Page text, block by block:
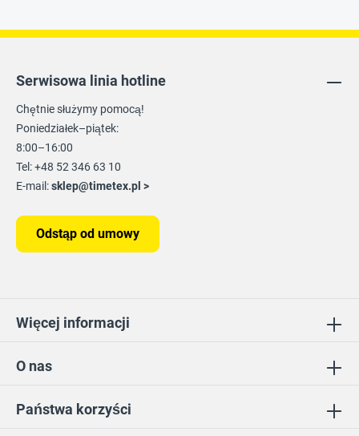
Państwa korzyści
O nas
Serwisowa linia hotline
Chętnie służymy pomocą!
Poniedziałek–piątek:
8:00–16:00
Tel: +48 52 346 63 10
E-mail:sklep@timetex.pl >
Odstąp od umowy
Więcej informacji